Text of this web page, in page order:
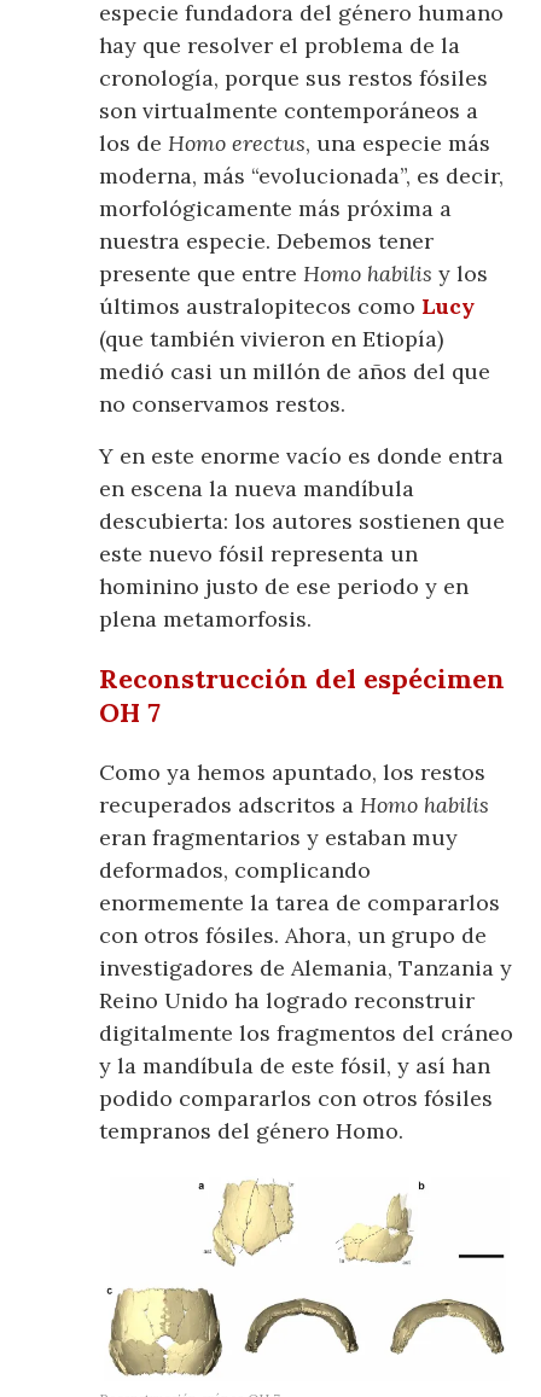
especie fundadora del género humano
hay que resolver el problema de la
cronología, porque sus restos fósiles
son virtualmente contemporáneos a
los deHomo erectus, una especie más
moderna, más “evolucionada”, es decir,
morfológicamente más próxima a
nuestra especie. Debemos tener
presente que entreHomo habilis y los
últimos australopitecos como Lucy
(que también vivieron en Etiopía)
medió casi un millón de años del que
no conservamos restos.
Y en este enorme vacío es donde entra
en escena la nueva mandíbula
descubierta: los autores sostienen que
este nuevo fósil representa un
hominino justo de ese periodo y en
plena metamorfosis.
Reconstrucción del espécimen
OH 7
Como ya hemos apuntado, los restos
recuperados adscritos aHomo habilis
eran fragmentarios y estaban muy
deformados, complicando
enormemente la tarea de compararlos
con otros fósiles. Ahora, un grupo de
investigadores de Alemania, Tanzania y
Reino Unido ha logrado reconstruir
digitalmente los fragmentos del cráneo
y la mandíbula de este fósil, y así han
podido compararlos con otros fósiles
tempranos del género Homo.